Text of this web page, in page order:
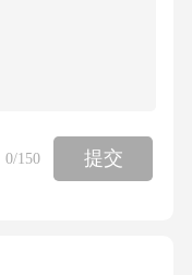
症状，痰涂片
同一小区，但
0/150 提交